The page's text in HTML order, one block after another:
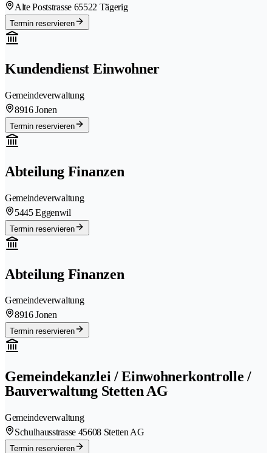
Alte Poststrasse 65522 Tägerig
Termin reservieren
Kundendienst Einwohner
Gemeindeverwaltung
8916 Jonen
Termin reservieren
Abteilung Finanzen
Gemeindeverwaltung
5445 Eggenwil
Termin reservieren
Abteilung Finanzen
Gemeindeverwaltung
8916 Jonen
Termin reservieren
Gemeindekanzlei / Einwohnerkontrolle /
Bauverwaltung Stetten AG
Gemeindeverwaltung
Schulhausstrasse 45608 Stetten AG
Termin reservieren